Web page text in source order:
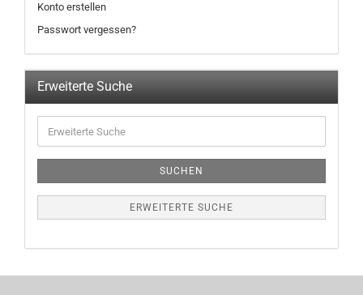
Konto erstellen
Passwort vergessen?
Erweiterte Suche
SUCHEN
ERWEITERTE SUCHE